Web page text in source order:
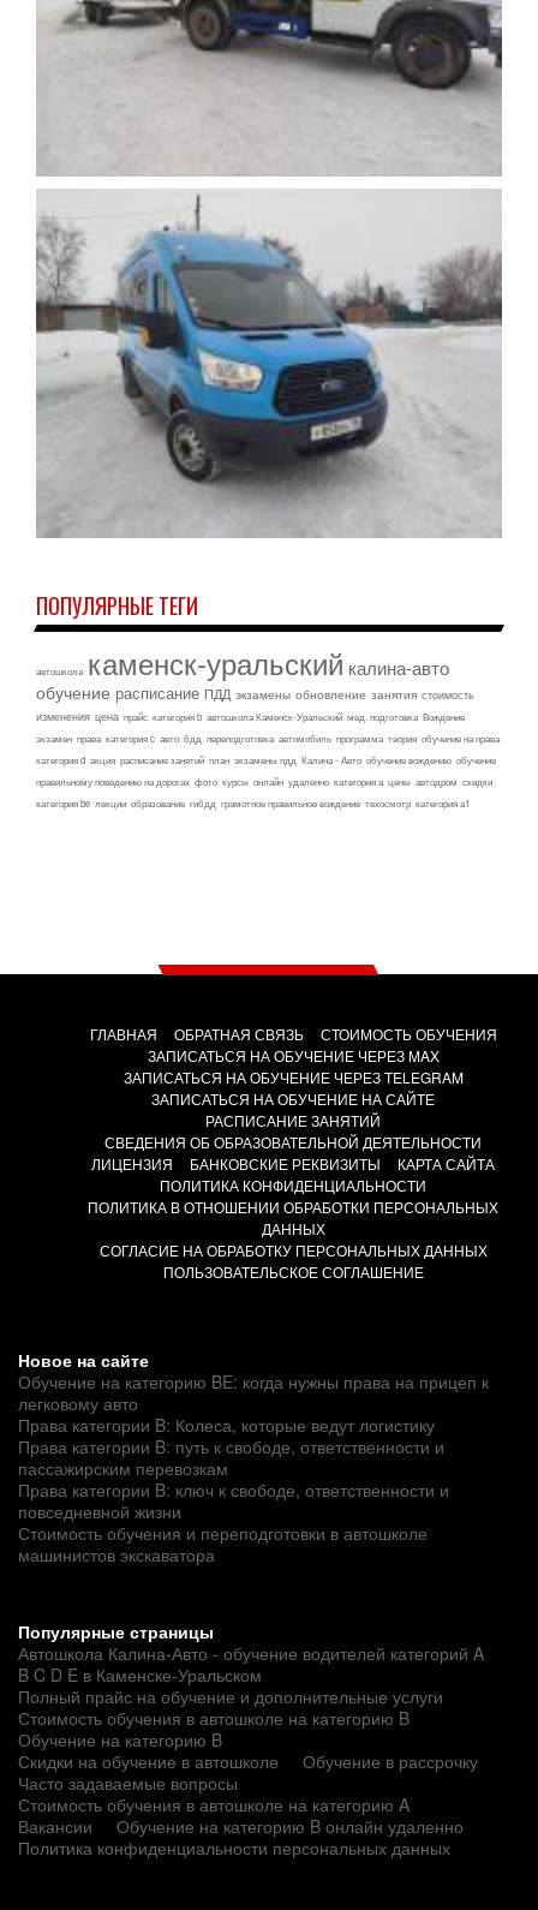
ПОПУЛЯРНЫЕ ТЕГИ
автошкола каменск-уральский калина-авто
обучение расписание ПДД экзамены обновление занятия стоимость
изменения цена прайс категория b автошкола Каменск-Уральский мед. подготовка Вождение
экзамен права категория c авто бдд переподготовка автомобиль программа теория обучение на права
категория d акция расписание занятий план экзамены пдд Калина - Авто обучение вождению обучение
правильному поведению на дорогах фото курсы онлайн удаленно категория а цены автодром скидки
категория be лекции образование гибдд грамотное правильное вождение техосмотр категория а1
ГЛАВНАЯ ОБРАТНАЯ СВЯЗЬ
СТОИМОСТЬ ОБУЧЕНИЯ
ЗАПИСАТЬСЯ НА ОБУЧЕНИЕ ЧЕРЕЗ MAX
ЗАПИСАТЬСЯ НА ОБУЧЕНИЕ ЧЕРЕЗ TELEGRAM
ЗАПИСАТЬСЯ НА ОБУЧЕНИЕ НА САЙТЕ
РАСПИСАНИЕ ЗАНЯТИЙ
СВЕДЕНИЯ ОБ ОБРАЗОВАТЕЛЬНОЙ ДЕЯТЕЛЬНОСТИ
ЛИЦЕНЗИЯ
БАНКОВСКИЕ РЕКВИЗИТЫ
КАРТА САЙТА
ПОЛИТИКА КОНФИДЕНЦИАЛЬНОСТИ
ПОЛИТИКА В ОТНОШЕНИИ ОБРАБОТКИ ПЕРСОНАЛЬНЫХ
ДАННЫХ
СОГЛАСИЕ НА ОБРАБОТКУ ПЕРСОНАЛЬНЫХ ДАННЫХ
ПОЛЬЗОВАТЕЛЬСКОЕ СОГЛАШЕНИЕ
Новое на сайте
Обучение на категорию BE: когда нужны права на прицеп к
легковому авто
Права категории B: Колеса, которые ведут логистику
Права категории B: путь к свободе, ответственности и
пассажирским перевозкам
Права категории B: ключ к свободе, ответственности и
повседневной жизни
Стоимость обучения и переподготовки в автошколе
машинистов экскаватора
Популярные страницы
Автошкола Калина-Авто - обучение водителей категорий A
B C D E в Каменске-Уральском
Полный прайс на обучение и дополнительные услуги
Стоимость обучения в автошколе на категорию B
Обучение на категорию B
Скидки на обучение в автошколе
Обучение в рассрочку
Часто задаваемые вопросы
Стоимость обучения в автошколе на категорию A
Вакансии
Обучение на категорию B онлайн удаленно
Политика конфиденциальности персональных данных